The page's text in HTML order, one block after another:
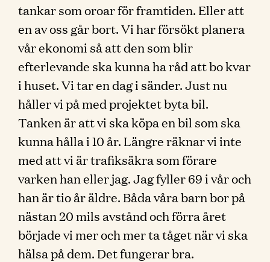
tankar som oroar för framtiden. Eller att
en av oss går bort. Vi har försökt planera
vår ekonomi så att den som blir
efterlevande ska kunna ha råd att bo kvar
i huset. Vi tar en dag i sänder. Just nu
håller vi på med projektet byta bil.
Tanken är att vi ska köpa en bil som ska
kunna hålla i 10 år. Längre räknar vi inte
med att vi är trafiksäkra som förare
varken han eller jag. Jag fyller 69 i vår och
han är tio år äldre. Båda våra barn bor på
nästan 20 mils avstånd och förra året
började vi mer och mer ta tåget när vi ska
hälsa på dem. Det fungerar bra.